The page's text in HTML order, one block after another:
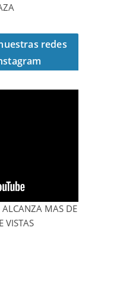
redes
ALCANZA MAS DE
VISTAS